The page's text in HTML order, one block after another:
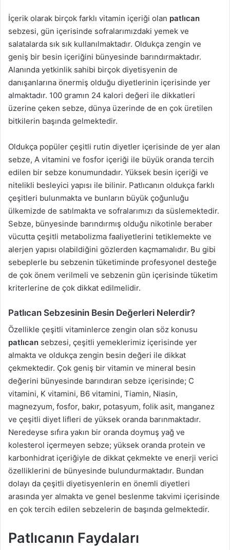
İçerik olarak birçok farklı vitamin içeriği olan patlıcan
sebzesi, gün içerisinde sofralarımızdaki yemek ve
salatalarda sık sık kullanılmaktadır. Oldukça zengin ve
geniş bir besin içeriğini bünyesinde barındırmaktadır.
Alanında yetkinlik sahibi birçok diyetisyenin de
danışanlarına önermiş olduğu diyetlerinin içerisinde yer
almaktadır. 100 gramın 24 kalori değeri ile dikkatleri
üzerine çeken sebze, dünya üzerinde de en çok üretilen
bitkilerin başında gelmektedir.
Oldukça popüler çeşitli rutin diyetler içerisinde de yer alan
sebze, A vitamini ve fosfor içeriği ile büyük oranda tercih
edilen bir sebze konumundadır. Yüksek besin içeriği ve
nitelikli besleyici yapısı ile bilinir. Patlıcanın oldukça farklı
çeşitleri bulunmakta ve bunların büyük çoğunluğu
ülkemizde de satılmakta ve sofralarımızı da süslemektedir.
Sebze, bünyesinde barındırmış olduğu nikotinle beraber
vücutta çeşitli metabolizma faaliyetlerini tetiklemekte ve
alerjen yapısı olabildiğini gözlerden kaçmamalıdır. Bu gibi
sebeplerle bu sebzenin tüketiminde profesyonel desteğe
de çok önem verilmeli ve sebzenin gün içerisinde tüketim
kriterlerine de çok dikkat edilmelidir.
Patlıcan Sebzesinin Besin Değerleri Nelerdir?
Özellikle çeşitli vitaminlerce zengin olan söz konusu
patlıcan sebzesi, çeşitli yemeklerimiz içerisinde yer
almakta ve oldukça zengin besin değeri ile dikkat
çekmektedir. Çok geniş bir vitamin ve mineral besin
değerini bünyesinde barındıran sebze içerisinde; C
vitamini, K vitamini, B6 vitamini, Tiamin, Niasin,
magnezyum, fosfor, bakır, potasyum, folik asit, manganez
ve çeşitli diyet lifleri de yüksek oranda barınmaktadır.
Neredeyse sıfıra yakın bir oranda doymuş yağ ve
kolesterol içermeyen sebze; yüksek oranda protein ve
karbonhidrat içeriğiyle de dikkat çekmekte ve enerji verici
özelliklerini de bünyesinde bulundurmaktadır. Bundan
dolayı da çeşitli diyetisyenlerin en önemli diyetleri
arasında yer almakta ve genel beslenme takvimi içerisinde
en çok tercih edilen sebzelerin de başında gelmektedir.
Patlıcanın Faydaları